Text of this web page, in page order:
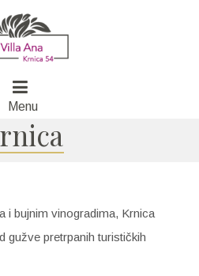
Menu
i bujnim vinogradima, Krnica
gužve pretrpanih turističkih